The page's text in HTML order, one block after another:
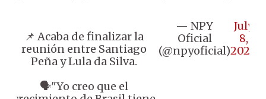
📌 Acaba de finalizar la
reunión entre Santiago
Peña y Lula da Silva.
🗣️"Yo creo que el
— NPY
Oficial
(@npyoficial)
July
8,
2024